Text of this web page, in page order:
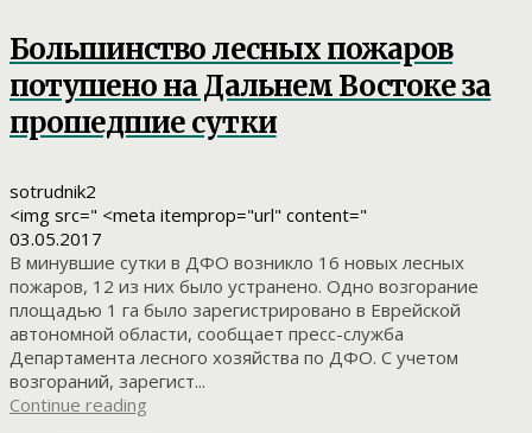
Большинство лесных пожаров
потушено на Дальнем Востоке за
прошедшие сутки
sotrudnik2
<img src=" <meta itemprop="url" content="
03.05.2017
В минувшие сутки в ДФО возникло 16 новых лесных
пожаров, 12 из них было устранено. Одно возгорание
площадью 1 га было зарегистрировано в Еврейской
автономной области, сообщает пресс-служба
Департамента лесного хозяйства по ДФО. С учетом
возгораний, зарегист...
Continue reading